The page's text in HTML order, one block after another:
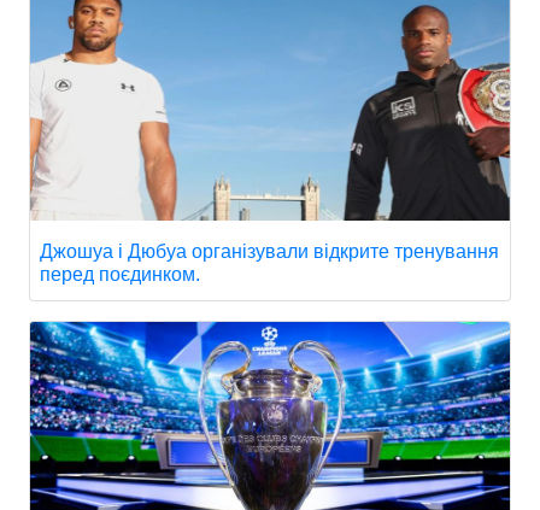
Джошуа і Дюбуа організували відкрите тренування
перед поєдинком.